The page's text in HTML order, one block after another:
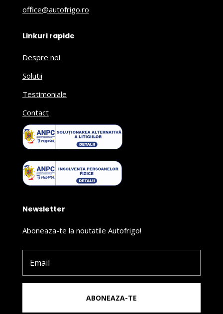
office@autofrigo.ro
Linkuri rapide
Despre noi
Solutii
Testimoniale
Contact
Newsletter
Aboneaza-te la noutatile Autofrigo!
ABONEAZA-TE